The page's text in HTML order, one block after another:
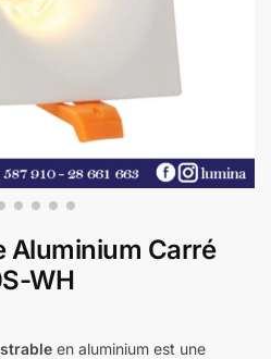
Aluminium Carré
WH
en aluminium est une